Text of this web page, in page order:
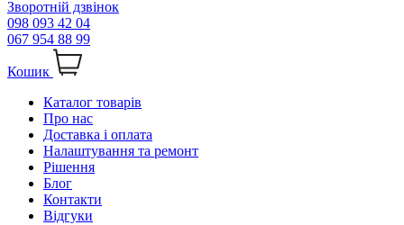
Зворотній дзвінок
098 093 42 04
067 954 88 99
Кошик
Каталог товарів
Про нас
Доставка і оплата
Налаштування та ремонт
Рішення
Блог
Контакти
Відгуки